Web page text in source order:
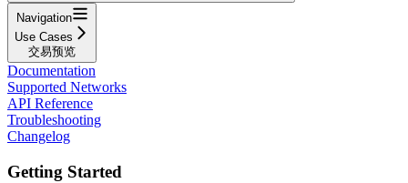
Navigation
Use Cases
交易预览
Documentation
Supported Networks
API Reference
Troubleshooting
Changelog
Getting Started